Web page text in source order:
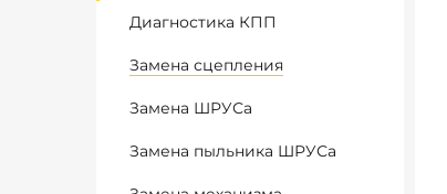
Диагностика КПП
Замена сцепления
Замена ШРУСа
Замена пыльника ШРУСа